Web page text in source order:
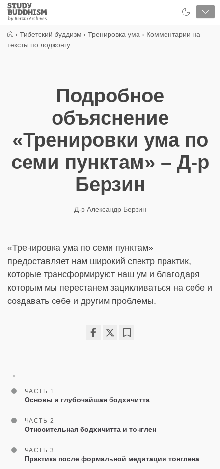
Close
Study
Buddhism
› Тибетский буддизм › Тренировка ума › Комментарии на
тексты по лоджонгу
Подробное
объяснение
«Тренировки ума по
семи пунктам» – Д-р
Берзин
Д-р Александр Берзин
«Тренировка ума по семи пунктам»
предоставляет нам широкий спектр практик,
которые трансформируют наш ум и благодаря
которым мы перестанем зацикливаться на себе и
создавать себе и другим проблемы.
ЧАСТЬ 1
Основы и глубочайшая бодхичитта
ЧАСТЬ 2
Относительная бодхичитта и тонглен
ЧАСТЬ 3
Практика после формальной медитации тонглена